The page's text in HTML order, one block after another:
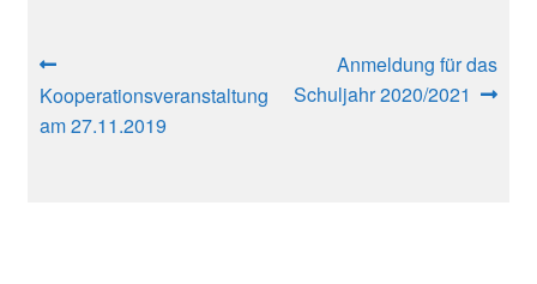
Beitragsnavigation
Beitrag:
Kooperationsveranstaltung
am 27.11.2019
Nächster
Beitrag:
Anmeldung für das
Schuljahr 2020/2021